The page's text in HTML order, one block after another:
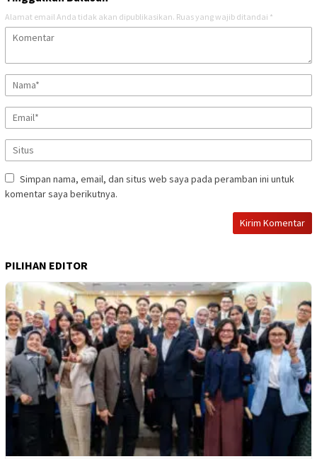
Alamat email Anda tidak akan dipublikasikan. Ruas yang wajib ditandai *
Simpan nama, email, dan situs web saya pada peramban ini untuk
komentar saya berikutnya.
PILIHAN EDITOR